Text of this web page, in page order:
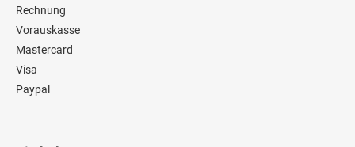
Rechnung
Vorauskasse
Mastercard
Visa
Paypal